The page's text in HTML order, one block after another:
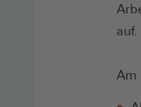
auf.
Am